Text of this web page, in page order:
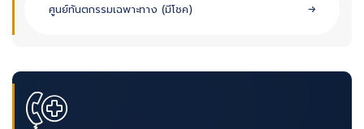
ศูนย์ทันตกรรมเฉพาะทาง (มีโชค)